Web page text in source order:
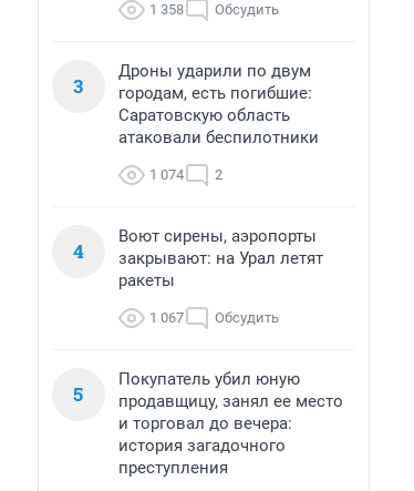
1 358 Обсудить
3
Дроны ударили по двум
городам, есть погибшие:
Саратовскую область
атаковали беспилотники
1 074 2
4
Воют сирены, аэропорты
закрывают: на Урал летят
ракеты
1 067 Обсудить
5
Покупатель убил юную
продавщицу, занял ее место
и торговал до вечера:
история загадочного
преступления